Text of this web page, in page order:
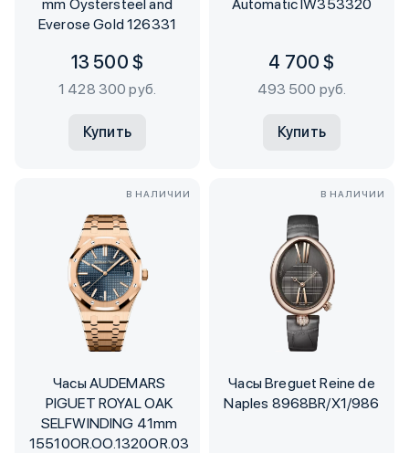
mm Oystersteel and
Everose Gold 126331
13 500 $
1 428 300 руб.
Купить
Automatic IW353320
4 700 $
493 500 руб.
Купить
В НАЛИЧИИ
Часы AUDEMARS
PIGUET ROYAL OAK
SELFWINDING 41mm
15510OR.OO.1320OR.03
В НАЛИЧИИ
Часы Breguet Reine de
Naples 8968BR/X1/986